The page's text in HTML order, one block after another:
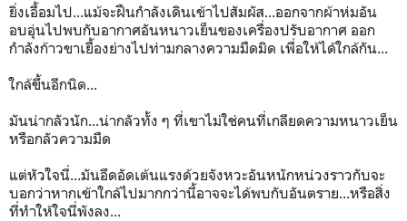
ยิ่งเอื้อมไป...แม้จะฝืนกำลังเดินเข้าไปสัมผัส...ออกจากผ้าห่มอัน
อบอุ่นไปพบกับอากาศอันหนาวเย็นของเครื่องปรับอากาศ ออก
กำลังก้าวขาเยื้องย่างไปท่ามกลางความมืดมิด เพื่อให้ได้ใกล้กัน...
ใกล้ขึ้นอีกนิด...
มันน่ากลัวนัก...น่ากลัวทั้ง ๆ ที่เขาไม่ใช่คนที่เกลียดความหนาวเย็น
หรือกลัวความมืด
แต่หัวใจนี่...มันอึดอัดเต้นแรงด้วยจังหวะอันหนักหน่วงราวกับจะ
บอกว่าหากเข้าใกล้ไปมากกว่านี้อาจจะได้พบกับอันตราย...หรือสิ่ง
ที่ทำให้ใจนี่พังลง...